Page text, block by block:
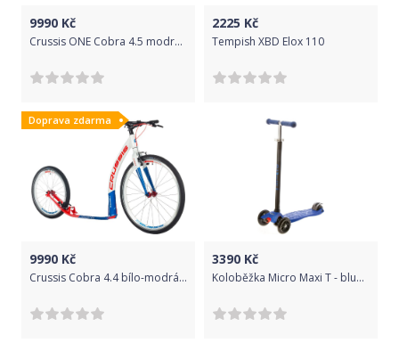
9990 Kč
Crussis ONE Cobra 4.5 modrá 26"/20"
2225 Kč
Tempish XBD Elox 110
Doprava zdarma
9990 Kč
Crussis Cobra 4.4 bílo-modrá 26"/20"
3390 Kč
Koloběžka Micro Maxi T - blue uni